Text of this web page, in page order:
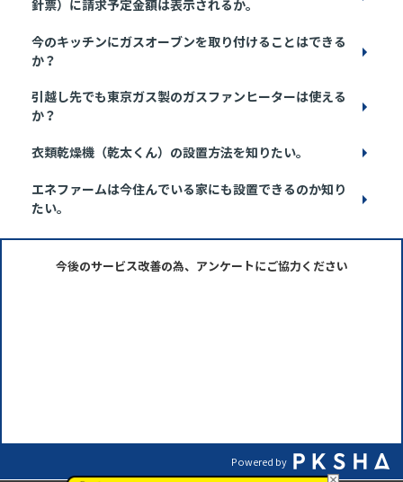
針票）に請求予定金額は表示されるか。
今のキッチンにガスオーブンを取り付けることはできる
か？
引越し先でも東京ガス製のガスファンヒーターは使える
か？
衣類乾燥機（乾太くん）の設置方法を知りたい。
エネファームは今住んでいる家にも設置できるのか知り
たい。
今後のサービス改善の為、アンケートにご協力ください
Powered by